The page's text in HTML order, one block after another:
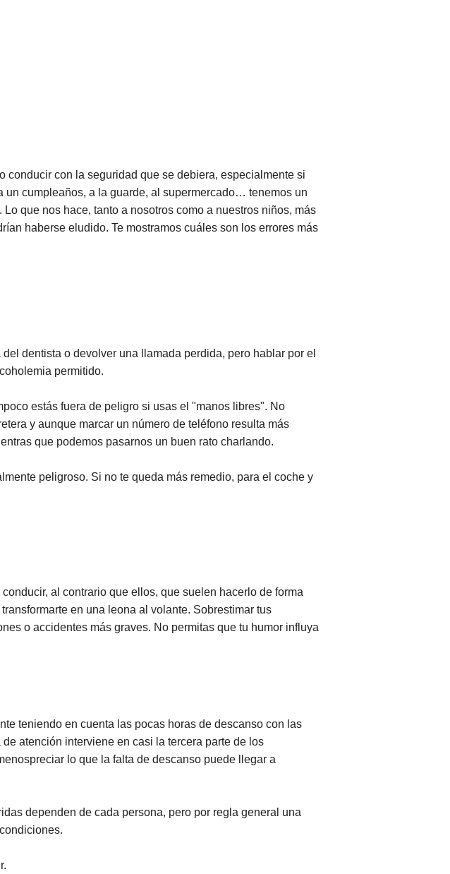
conducir con la seguridad que se debiera, especialmente si
un cumpleaños, a la guarde, al supermercado… tenemos un
que nos hace, tanto a nosotros como a nuestros niños, más
haberse eludido. Te mostramos cuáles son los errores más
dentista o devolver una llamada perdida, pero hablar por el
permitido.
estás fuera de peligro si usas el "manos libres". No
y aunque marcar un número de teléfono resulta más
que podemos pasarnos un buen rato charlando.
peligroso. Si no te queda más remedio, para el coche y
al contrario que ellos, que suelen hacerlo de forma
en una leona al volante. Sobrestimar tus
o accidentes más graves. No permitas que tu humor influya
teniendo en cuenta las pocas horas de descanso con las
atención interviene en casi la tercera parte de los
lo que la falta de descanso puede llegar a
dependen de cada persona, pero por regla general una